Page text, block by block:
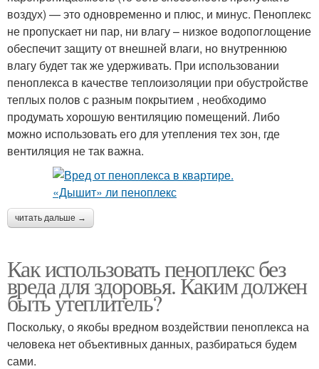
воздух) — это одновременно и плюс, и минус. Пеноплекс
не пропускает ни пар, ни влагу – низкое водопоглощение
обеспечит защиту от внешней влаги, но внутреннюю
влагу будет так же удерживать. При использовании
пеноплекса в качестве теплоизоляции при обустройстве
теплых полов с разным покрытием , необходимо
продумать хорошую вентиляцию помещений. Либо
можно использовать его для утепления тех зон, где
вентиляция не так важна.
читать дальше →
Как использовать пеноплекс без
вреда для здоровья. Каким должен
быть утеплитель?
Поскольку, о якобы вредном воздействии пеноплекса на
человека нет объективных данных, разбираться будем
сами.